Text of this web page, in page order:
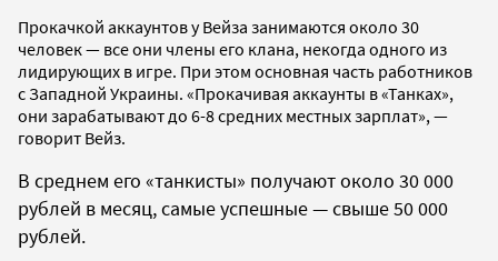
Прокачкой аккаунтов у Вейза занимаются около 30
человек — все они члены его клана, некогда одного из
лидирующих в игре. При этом основная часть работников
с Западной Украины. «Прокачивая аккаунты в «Танках»,
они зарабатывают до 6-8 средних местных зарплат», —
говорит Вейз.
В среднем его «танкисты» получают около 30 000
рублей в месяц, самые успешные — свыше 50 000
рублей.